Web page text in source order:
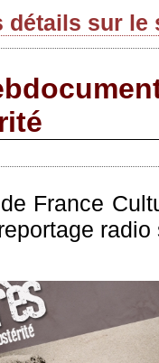
détails sur le
France